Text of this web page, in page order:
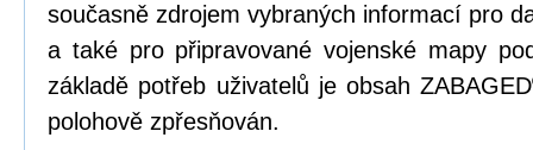
současně zdrojem vybraných informací pro
a také pro připravované vojenské mapy
základě potřeb uživatelů je obsah ZABAGED
polohově zpřesňován.